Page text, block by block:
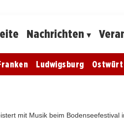
Nachrichten
Ludwigsburg
mit Musik beim Bodenseefestival